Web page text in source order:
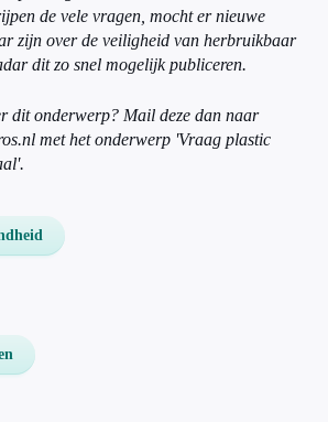
de vele vragen, mocht er nieuwe
zijn over de veiligheid van herbruikbaar
dit zo snel mogelijk publiceren.
dit onderwerp? Mail deze dan naar
met het onderwerp 'Vraag plastic